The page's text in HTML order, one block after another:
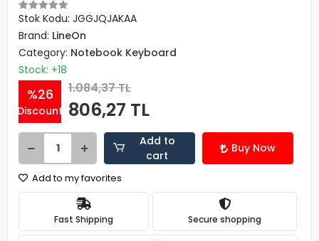
Stok Kodu: JGGJQJAKAA
Brand: LineOn
Category: Notebook Keyboard
Stock: +18
%26
Discount
1.084,37 TL
806,27 TL
Add to
cart
Buy Now
Add to my favorites
Fast Shipping Secure shopping